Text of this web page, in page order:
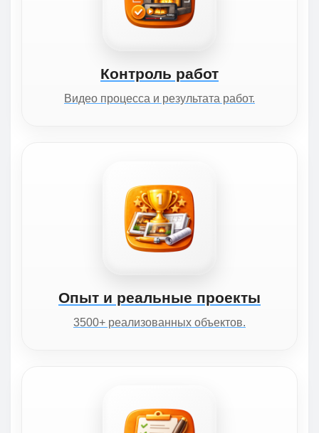
Контроль работ
Видео процесса и результата работ.
Опыт и реальные проекты
3500+ реализованных объектов.